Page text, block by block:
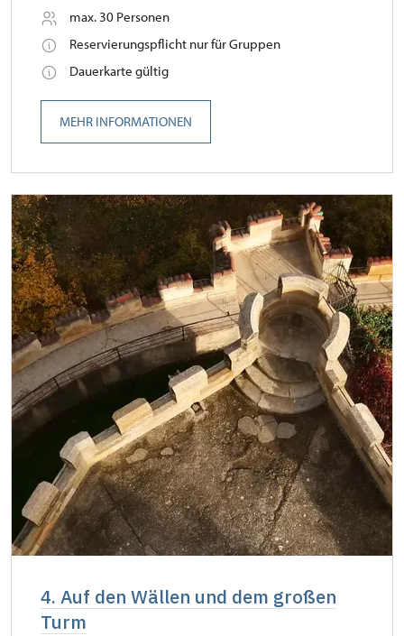
max. 30 Personen
Reservierungspflicht nur für Gruppen
Dauerkarte gültig
MEHR INFORMATIONEN
4. Auf den Wällen und dem großen
Turm